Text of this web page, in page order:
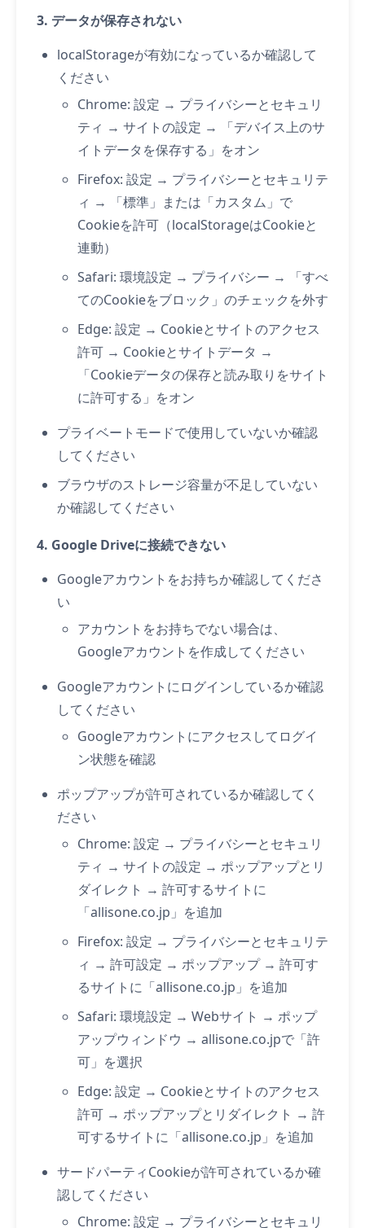
3. データが保存されない
localStorageが有効になっているか確認して
ください
Chrome: 設定 → プライバシーとセキュリ
ティ → サイトの設定 → 「デバイス上のサ
イトデータを保存する」をオン
Firefox: 設定 → プライバシーとセキュリテ
ィ → 「標準」または「カスタム」で
Cookieを許可（localStorageはCookieと
連動）
Safari: 環境設定 → プライバシー → 「すべ
てのCookieをブロック」のチェックを外す
Edge: 設定 → Cookieとサイトのアクセス
許可 → Cookieとサイトデータ →
「Cookieデータの保存と読み取りをサイト
に許可する」をオン
プライベートモードで使用していないか確認
してください
ブラウザのストレージ容量が不足していない
か確認してください
4. Google Driveに接続できない
Googleアカウントをお持ちか確認してくださ
い
アカウントをお持ちでない場合は、
Googleアカウントを作成してください
Googleアカウントにログインしているか確認
してください
Googleアカウント にアクセスしてログイ
ン状態を確認
ポップアップが許可されているか確認してく
ださい
Chrome: 設定 → プライバシーとセキュリ
ティ → サイトの設定 → ポップアップとリ
ダイレクト → 許可するサイトに
「allisone.co.jp」を追加
Firefox: 設定 → プライバシーとセキュリテ
ィ → 許可設定 → ポップアップ → 許可す
るサイトに「allisone.co.jp」を追加
Safari: 環境設定 → Webサイト → ポップ
アップウィンドウ → allisone.co.jpで「許
可」を選択
Edge: 設定 → Cookieとサイトのアクセス
許可 → ポップアップとリダイレクト → 許
可するサイトに「allisone.co.jp」を追加
サードパーティCookieが許可されているか確
認してください
Chrome: 設定 → プライバシーとセキュリ